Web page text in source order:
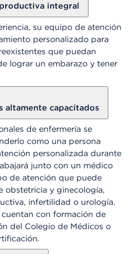
integral
su equipo de atención
personalizado para
que puedan
lograr un embarazo y tener
altamente capacitados
de enfermería se
como una persona
personalizada durante
junto con un médico
de atención que puede
obstetricia y ginecología,
infertilidad o urología.
con formación de
del Colegio de Médicos o